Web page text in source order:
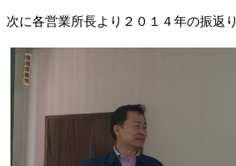
次に各営業所長より２０１４年の振返